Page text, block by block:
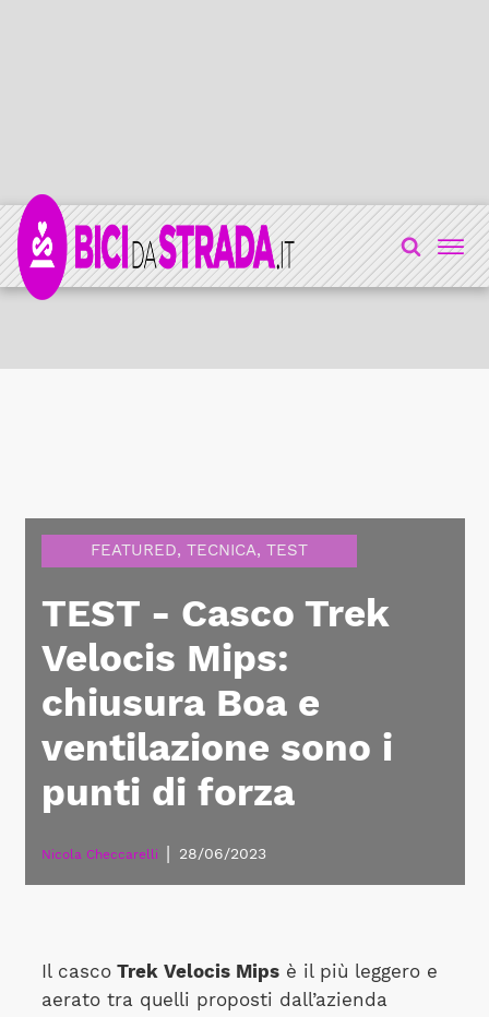
FEATURED, TECNICA, TEST
TEST - Casco Trek
Velocis Mips:
chiusura Boa e
ventilazione sono i
punti di forza
Nicola Checcarelli 28/06/2023
Il cascoTrek Velocis Mipsè il più leggero e
aerato tra quelli proposti dall’azienda